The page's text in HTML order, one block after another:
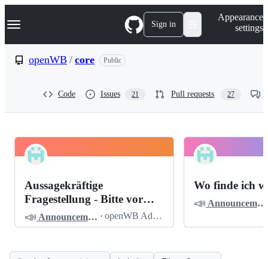
k
p
Navigation Menu Sign in
Appearance
settings
openWB / core Public
Code Issues 21 Pull requests 27
openWB
Discussions
Pinned
Aussagekräftige
Fragestellung - Bitte vor
dem Posten lesen
📣 Announcements · openWB Admin
Wo finde ich
📣 Announcements